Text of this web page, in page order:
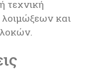
τεχνική
και